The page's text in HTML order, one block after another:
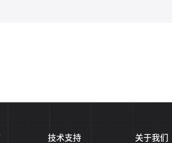
技术支持 关于我们